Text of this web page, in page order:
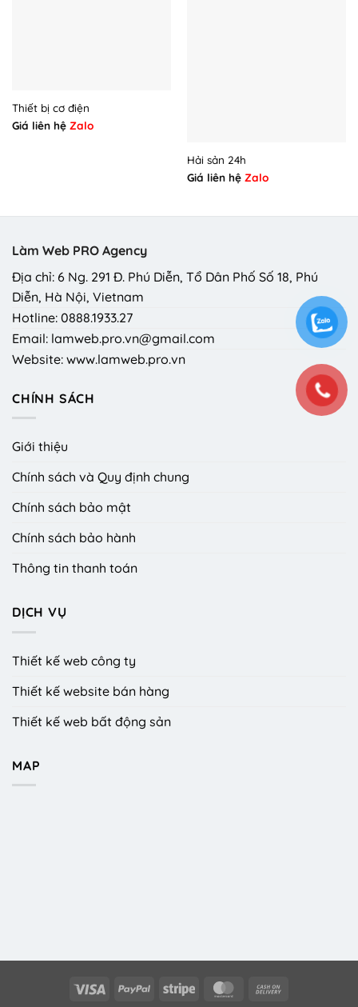
Thiết bị cơ điện
Giá liên hệ Zalo
Hải sản 24h
Giá liên hệ Zalo
Làm Web PRO Agency
Địa chỉ: 6 Ng. 291 Đ. Phú Diễn, Tổ Dân Phố Số 18, Phú
Diễn, Hà Nội, Vietnam
Hotline: 0888.1933.27
Email: lamweb.pro.vn@gmail.com
Website: www.lamweb.pro.vn
CHÍNH SÁCH
Giới thiệu
Chính sách và Quy định chung
Chính sách bảo mật
Chính sách bảo hành
Thông tin thanh toán
DỊCH VỤ
Thiết kế web công ty
Thiết kế website bán hàng
Thiết kế web bất động sản
MAP
Visa PayPal Stripe MasterCard